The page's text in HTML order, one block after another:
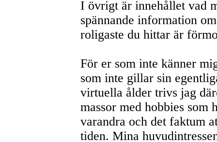
I övrigt är innehållet vad
spännande information
roligaste du hittar är
För er som inte känner
som inte gillar sin
virtuella ålder trivs jag
massor med hobbies som
varandra och det faktum
tiden. Mina